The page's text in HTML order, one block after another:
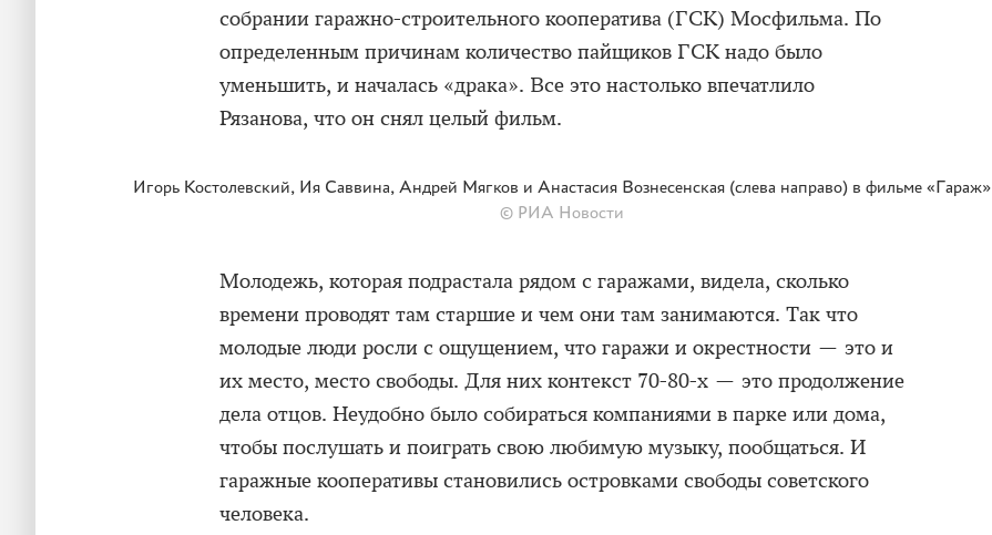
собрании гаражно-строительного кооператива (ГСК) Мосфильма. По
определенным причинам количество пайщиков ГСК надо было
уменьшить, и началась «драка». Все это настолько впечатлило
Рязанова, что он снял целый фильм.
Игорь Костолевский, Ия Саввина, Андрей Мягков и Анастасия Вознесенская (слева направо) в фильме «Гараж»
© РИА Новости
Молодежь, которая подрастала рядом с гаражами, видела, сколько
времени проводят там старшие и чем они там занимаются. Так что
молодые люди росли с ощущением, что гаражи и окрестности — это и
их место, место свободы. Для них контекст 70-80-х — это продолжение
дела отцов. Неудобно было собираться компаниями в парке или дома,
чтобы послушать и поиграть свою любимую музыку, пообщаться. И
гаражные кооперативы становились островками свободы советского
человека.